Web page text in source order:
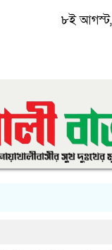
৮ই আগস্ট,